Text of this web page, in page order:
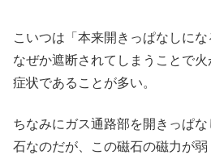
こいつは「本来開きっぱなしにな
なぜか遮断されてしまうことで
症状であることが多い。
ちなみにガス通路部を開きっぱ
石なのだが、この磁石の磁力が